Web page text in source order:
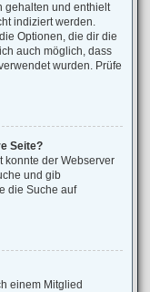
gehalten und enthielt
indiziert werden.
Optionen, die dir die
auch möglich, dass
wurden. Prüfe
Seite?
konnte der Webserver
und gib
die Suche auf
einem Mitglied